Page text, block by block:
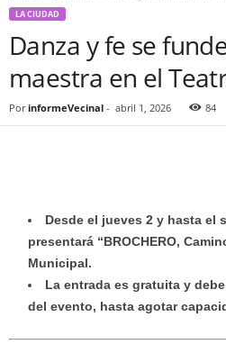
LA CIUDAD
Danza y fe se
maestra en el
Por informeVecinal - abril 1, 2026 84
Desde el jueves 2 y hasta el
presentará “BROCHERO,
Municipal.
La entrada es gratuita y
del evento, hasta agotar